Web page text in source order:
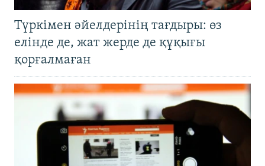
Түркімен әйелдерінің тағдыры: өз
елінде де, жат жерде де құқығы
қорғалмаған